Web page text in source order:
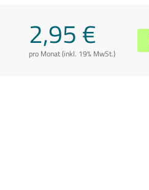
2,95 €
pro Monat (inkl. 19% MwSt.)